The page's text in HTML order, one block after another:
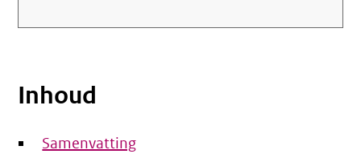
Inhoud
Samenvatting